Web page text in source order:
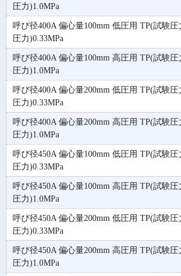
圧力)1.0MPa
呼び径400A 偏心量100mm 低圧用 TP(試験圧
圧力)0.33MPa
呼び径400A 偏心量100mm 高圧用 TP(試験圧
圧力)1.0MPa
呼び径400A 偏心量200mm 低圧用 TP(試験圧
圧力)0.33MPa
呼び径400A 偏心量200mm 高圧用 TP(試験圧
圧力)1.0MPa
呼び径450A 偏心量100mm 低圧用 TP(試験圧
圧力)0.33MPa
呼び径450A 偏心量100mm 高圧用 TP(試験圧
圧力)1.0MPa
呼び径450A 偏心量200mm 低圧用 TP(試験圧
圧力)0.33MPa
呼び径450A 偏心量200mm 高圧用 TP(試験圧
圧力)1.0MPa